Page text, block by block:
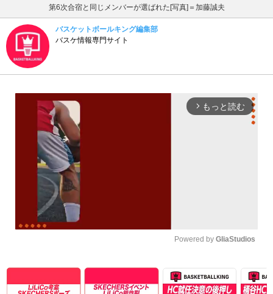
第6次合宿と同じメンバーが選ばれた[写真]＝加藤誠夫
バスケットボールキング編集部
バスケ情報専門サイト
arrow_forward_ios もっと読む
Powered by GliaStudios